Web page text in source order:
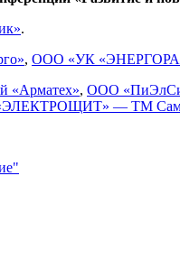
.
, ООО «УК
«Арматех», ООО «ПиЭлСи
— ТМ